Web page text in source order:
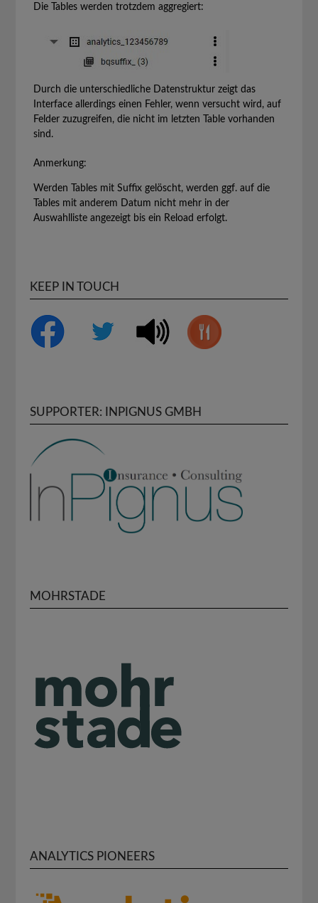
Die Tables werden trotzdem aggregiert:
Durch die unterschiedliche Datenstruktur zeigt das
Interface allerdings einen Fehler, wenn versucht wird, auf
Felder zuzugreifen, die nicht im letzten Table vorhanden
sind.
Anmerkung:
Werden Tables mit Suffix gelöscht, werden ggf. auf die
Tables mit anderem Datum nicht mehr in der
Auswahlliste angezeigt bis ein Reload erfolgt.
KEEP IN TOUCH
SUPPORTER: INPIGNUS GMBH
MOHRSTADE
ANALYTICS PIONEERS